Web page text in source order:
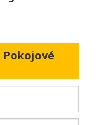
Pokojové